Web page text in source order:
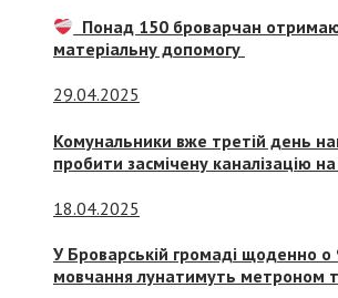
Понад 150 броварчан
матеріальну допомогу
29.04.2025
Комунальники вже третій день
пробити засмічену каналізацію
18.04.2025
У Броварській громаді щоденно о
мовчання лунатимуть метроном